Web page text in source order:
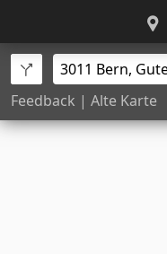
Feedback | Alte Karte